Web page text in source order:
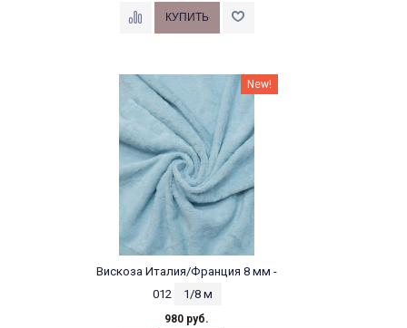
New!
Вискоза Италия/Франция 8 мм -
012
1/8 м
980 руб.